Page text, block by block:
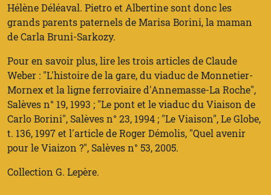
Hélène Déléaval. Pietro et Albertine sont donc les
grands parents paternels de Marisa Borini, la maman
de Carla Bruni-Sarkozy.
Pour en savoir plus, lire les trois articles de Claude
Weber : "L'histoire de la gare, du viaduc de Monnetier-
Mornex et la ligne ferroviaire d'Annemasse-La Roche",
Salèves n° 19, 1993 ; "Le pont et le viaduc du Viaison de
Carlo Borini", Salèves n° 23, 1994 ; "Le Viaison", Le Globe,
t. 136, 1997 et l'article de Roger Démolis, "Quel avenir
pour le Viaizon ?", Salèves n° 53, 2005.
Collection G. Lepère.